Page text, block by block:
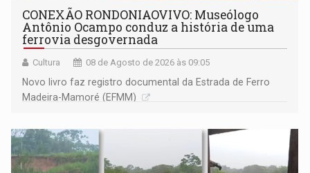
CONEXÃO RONDONIAOVIVO: Museólogo
Antônio Ocampo conduz a história de uma
ferrovia desgovernada
Cultura 08 de Agosto de 2026 às 09:05
Novo livro faz registro documental da Estrada de Ferro
Madeira-Mamoré (EFMM)